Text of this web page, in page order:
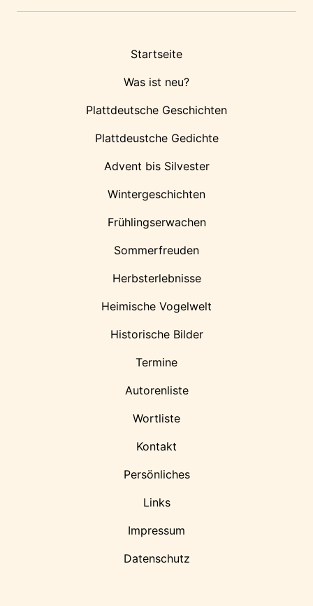
Startseite
Was ist neu?
Plattdeutsche Geschichten
Plattdeustche Gedichte
Advent bis Silvester
Wintergeschichten
Frühlingserwachen
Sommerfreuden
Herbsterlebnisse
Heimische Vogelwelt
Historische Bilder
Termine
Autorenliste
Wortliste
Kontakt
Persönliches
Links
Impressum
Datenschutz